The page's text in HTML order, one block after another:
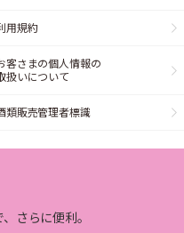
用規約
客さまの個人情報の
扱いについて
類販売管理者標識
さらに便利。